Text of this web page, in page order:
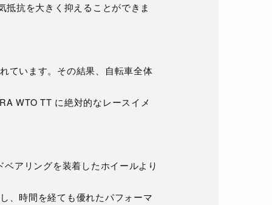
抗を大きく抑えることができま
ています。その結果、自転車全体
WTO TT に絶対的なレースイメ
アリングを装着したホイールより
、時間を経ても優れたパフォーマ